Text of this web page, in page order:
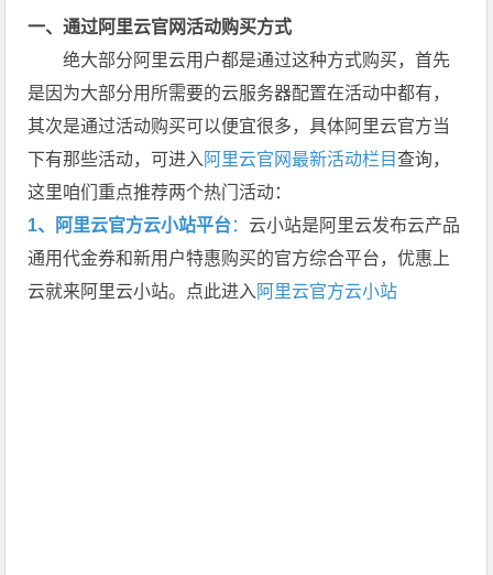
一、通过阿里云官网活动购买方式
绝大部分阿里云用户都是通过这种方式购买，首先
是因为大部分用所需要的云服务器配置在活动中都有，
其次是通过活动购买可以便宜很多，具体阿里云官方当
下有那些活动，可进入 阿里云官网最新活动栏目查询，
这里咱们重点推荐两个热门活动：
1、阿里云官方云小站平台： 云小站是阿里云发布云产品
通用代金券和新用户特惠购买的官方综合平台，优惠上
云就来阿里云小站。点此进入 阿里云官方云小站